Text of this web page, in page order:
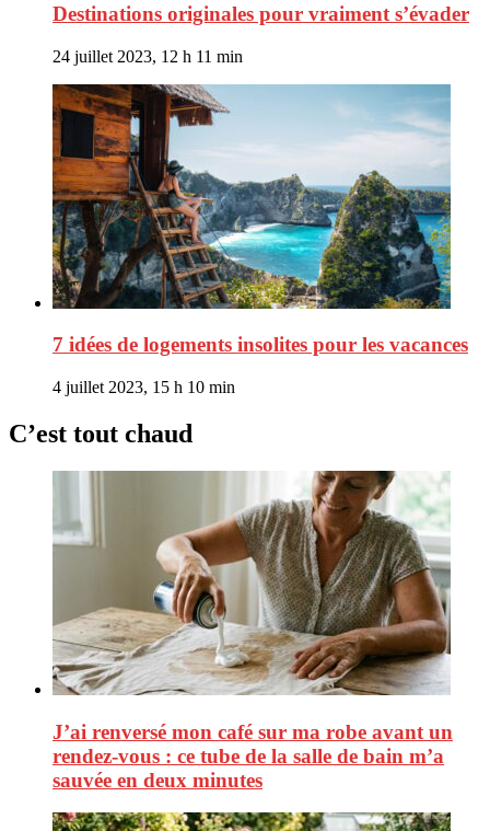
Destinations originales pour vraiment s’évader
24 juillet 2023, 12 h 11 min
7 idées de logements insolites pour les vacances
4 juillet 2023, 15 h 10 min
C’est tout chaud
J’ai renversé mon café sur ma robe avant un
rendez-vous : ce tube de la salle de bain m’a
sauvée en deux minutes